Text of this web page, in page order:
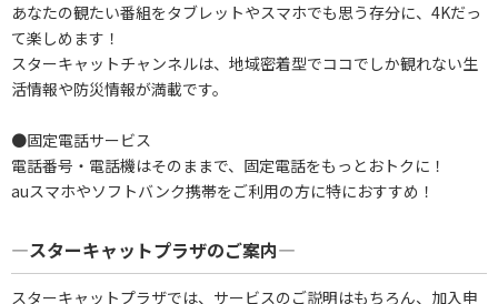
あなたの観たい番組をタブレットやスマホでも思う存分に、4Kだっ
て楽しめます！
スターキャットチャンネルは、地域密着型でココでしか観れない生
活情報や防災情報が満載です。
●固定電話サービス
電話番号・電話機はそのままで、固定電話をもっとおトクに！
auスマホやソフトバンク携帯をご利用の方に特におすすめ！
―スターキャットプラザのご案内―
スターキャットプラザでは、サービスのご説明はもちろん、加入申